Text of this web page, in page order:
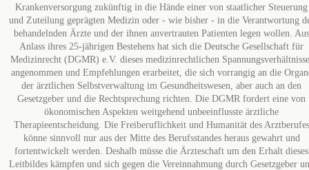
Krankenversorgung zukünftig in die Hände einer von staatlicher Steuerung
und Zuteilung geprägten Medizin oder - wie bisher - in die Verantwortung
behandelnden Ärzte und der ihnen anvertrauten Patienten legen wollen. Aus
Anlass ihres 25-jährigen Bestehens hat sich die Deutsche Gesellschaft für
Medizinrecht (DGMR) e.V. dieses medizinrechtlichen
angenommen und Empfehlungen erarbeitet, die sich vorrangig an die
der ärztlichen Selbstverwaltung im Gesundheitswesen, aber auch an den
Gesetzgeber und die Rechtsprechung richten. Die DGMR fordert eine von
ökonomischen Aspekten weitgehend unbeeinflusste ärztliche
Therapieentscheidung. Die Freiberuflichkeit und Humanität des Arztberufes
könne sinnvoll nur aus der Mitte des Berufsstandes heraus gewahrt und
fortentwickelt werden. Deshalb müsse die Ärzteschaft um den Erhalt dieses
Leitbildes kämpfen und sich gegen die Vereinnahmung durch Gesetzgeber